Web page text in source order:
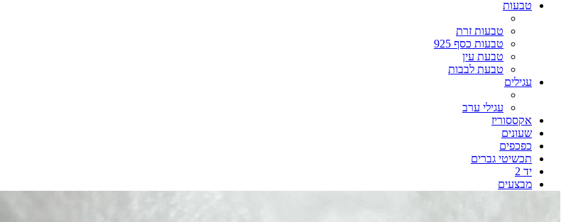
טבעות
טבעות זרת
טבעות כסף 925
טבעת עין
טבעת לבבות
עגילים
עגילי ערב
אקססוריז
שעונים
כפכפים
תכשיטי גברים
יד 2
מבצעים